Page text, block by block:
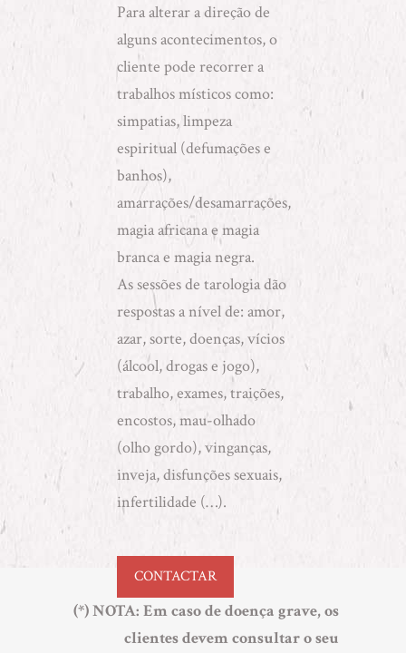
Para alterar a direção de
alguns acontecimentos, o
cliente pode recorrer a
trabalhos místicos como:
simpatias,limpeza
espiritual (defumações e
banhos),
amarrações/desamarrações,
magia africanae magia
branca e magia negra.
As sessões de tarologia dão
respostas a nível de: amor,
azar, sorte, doenças, vícios
(álcool, drogas e jogo),
trabalho, exames, traições,
encostos, mau-olhado
(olho gordo), vinganças,
inveja, disfunções sexuais,
infertilidade (…).
CONTACTAR
(*) NOTA: Em caso de doença grave, os
clientes devem consultar o seu